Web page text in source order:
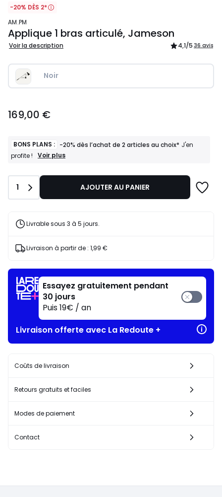
-20% DÈS 2*
AM.PM
Applique 1 bras articulé, Jameson
Voir la description 4,1/5 36 avis
Noir
€.
169,00 €
BONS PLANS : -20% dès l’achat de 2 articles au choix* J'en
profite !
BONS
-20%
l’achat
articles
J'en
Voir plus
Quantité
1 AJOUTER AU PANIER
Livrable sous 3 à 5 jours.
Livraison à partir de : 1,99 €
Essayez gratuitement pendant
30 jours
Puis 19€ / an
Livraison offerte avec La Redoute +
Coûts de livraison
Retours gratuits et faciles
Modes de paiement
Contact